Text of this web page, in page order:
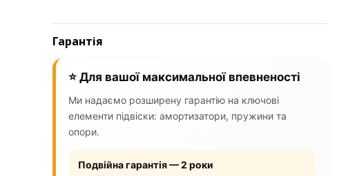
Гарантія
⭐ Для вашої максимальної впевненості
Ми надаємо розширену гарантію на ключові
елементи підвіски: амортизатори, пружини та
опори.
Подвійна гарантія — 2 роки